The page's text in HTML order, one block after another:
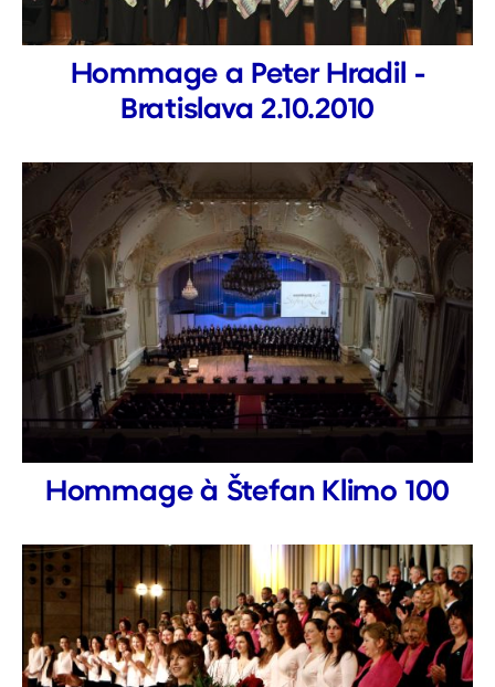
Hommage a Peter Hradil -
Bratislava 2.10.2010
Hommage à Štefan Klimo 100